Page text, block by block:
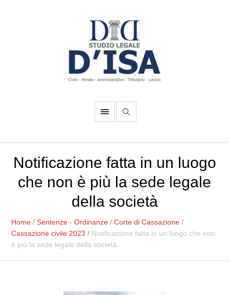
Notificazione fatta in un luogo
che non è più la sede legale
della società
Home /Sentenze - Ordinanze /Corte di Cassazione /
Cassazione civile 2023 / Notificazione fatta in un luogo che non
è più la sede legale della società